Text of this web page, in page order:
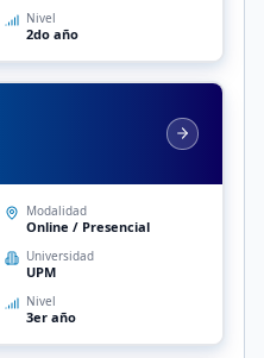
Nivel
2do año
Modalidad
Online / Presencial
Universidad
UPM
Nivel
3er año